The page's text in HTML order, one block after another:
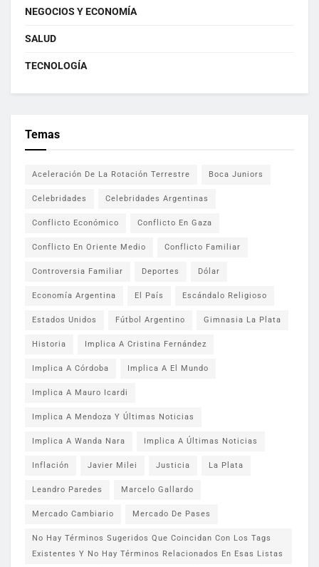
NEGOCIOS Y ECONOMÍA
SALUD
TECNOLOGÍA
Temas
Aceleración De La Rotación Terrestre Boca Juniors
Celebridades Celebridades Argentinas
Conflicto Económico Conflicto En Gaza
Conflicto En Oriente Medio Conflicto Familiar
Controversia Familiar Deportes Dólar
Economía Argentina El País Escándalo Religioso
Estados Unidos Fútbol Argentino Gimnasia La Plata
Historia Implica A Cristina Fernández
Implica A Córdoba Implica A El Mundo
Implica A Mauro Icardi
Implica A Mendoza Y Últimas Noticias
Implica A Wanda Nara Implica A Últimas Noticias
Inflación Javier Milei Justicia La Plata
Leandro Paredes Marcelo Gallardo
Mercado Cambiario Mercado De Pases
No Hay Términos Sugeridos Que Coincidan Con Los Tags
Existentes Y No Hay Términos Relacionados En Esas Listas